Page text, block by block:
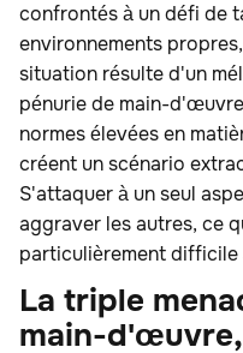
confrontés à un défi de
environnements
situation résulte d'un
pénurie de main-
normes élevées en
créent un scénario
S'attaquer à un seul
aggraver les autres, ce
particulièrement difficile
La triple
main-